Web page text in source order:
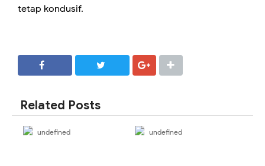
tetap kondusif.
Related Posts
undefined undefined